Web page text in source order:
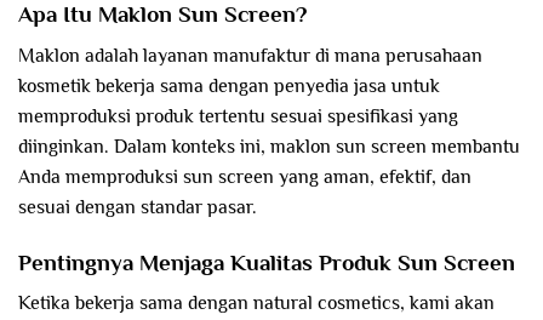
Apa Itu Maklon Sun Screen?
Maklon adalah layanan manufaktur di mana perusahaan
kosmetik bekerja sama dengan penyedia jasa untuk
memproduksi produk tertentu sesuai spesifikasi yang
diinginkan. Dalam konteks ini, maklon sun screen membantu
Anda memproduksi sun screen yang aman, efektif, dan
sesuai dengan standar pasar.
Pentingnya Menjaga Kualitas Produk Sun Screen
Ketika bekerja sama dengan natural cosmetics, kami akan